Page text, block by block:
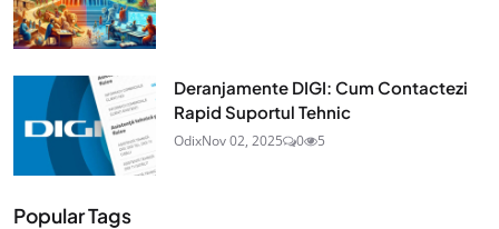
Deranjamente DIGI: Cum Contactezi
Rapid Suportul Tehnic
OdixNov 02, 2025 0 5
Popular Tags